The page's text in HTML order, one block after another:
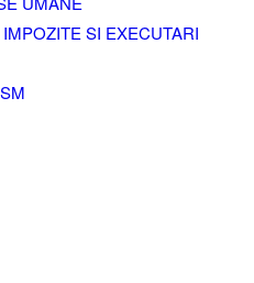
SI EXECUTARI